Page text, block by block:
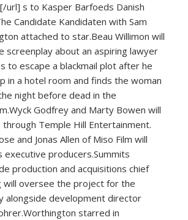
url] s to Kasper Barfoeds Danish
Candidate Kandidaten with Sam
attached to star.Beau Willimon will
screenplay about an aspiring lawyer
to escape a blackmail plot after he
in a hotel room and finds the woman
night before dead in the
Godfrey and Marty Bowen will
through Temple Hill Entertainment.
and Jonas Allen of Miso Film will
executive producers.Summits
production and acquisitions chief
will oversee the project for the
alongside development director
starred in